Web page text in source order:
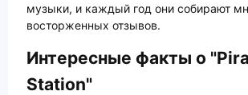
музыки, и каждый год они собирают
восторженных отзывов.
Интересные факты о
Station"